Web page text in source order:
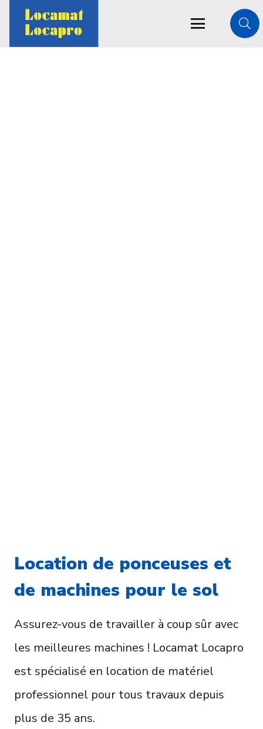
Location de ponceuses et
de machines pour le sol
Assurez-vous de travailler à coup sûr avec
les meilleures machines ! Locamat Locapro
est spécialisé en location de matériel
professionnel pour tous travaux depuis
plus de 35 ans.